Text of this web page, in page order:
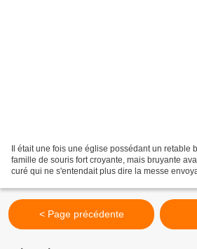
Il était une fois une église possédant un retable
famille de souris fort croyante, mais bruyante
curé qui ne s'entendait plus dire la messe
< Page précédente